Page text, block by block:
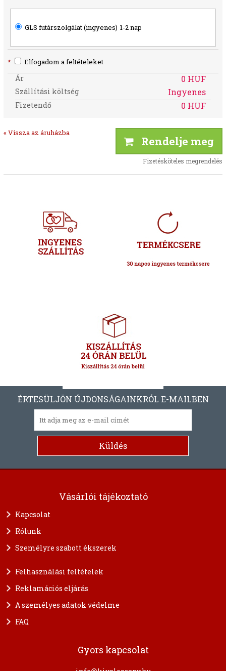
GLS futárszolgálat (ingyenes) 1-2 nap
* Elfogadom a feltételeket
Ár 0 HUF
Szállítási költség Ingyenes
Fizetendő 0 HUF
« Vissza az áruházba
Rendelje meg
Fizetésköteles megrendelés
ÉRTESÜLJÖN ÚJDONSÁGAINKRÓL E-MAILBEN
Vásárlói tájékoztató
Kapcsolat
Rólunk
Személyre szabott ékszerek
Felhasználási feltételek
Reklamációs eljárás
A személyes adatok védelme
FAQ
Gyors kapcsolat